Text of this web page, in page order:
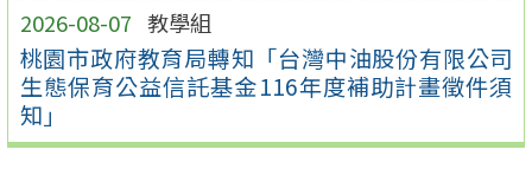
2026-08-07 教學組
桃園市政府教育局轉知「台灣中油股份有限公司
生態保育公益信託基金116年度補助計畫徵件須
知」